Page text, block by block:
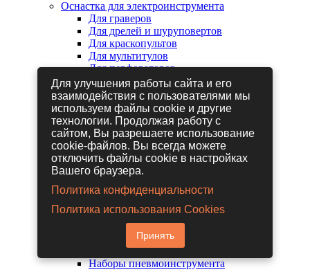
Оснастка для электроинструмента
Для граверов
Для дрелей и шуруповертов
Для краскопультов
Для мультитулов
Для перфораторов
Для сабельных пил
Для строительных фенов
Для фрезеров
Для шлифовальных машин
Для электрических лобзиков
Для электрических ножниц
Для электрических пил
Для электрических рубанков
Гайковерты пневматические
Дрели пневматические
Другие пневмоинструменты
Заклепочники пневматические
Наборы пневмоинструмента
Для улучшения работы сайта и его
взаимодействия с пользователями мы
используем файлы cookie и другие
технологии. Продолжая работу с
сайтом, Вы разрешаете использование
cookie-файлов. Вы всегда можете
отключить файлы cookie в настройках
Вашего браузера.
Политика конфиденциальности
Политика использования Cookies
Принять